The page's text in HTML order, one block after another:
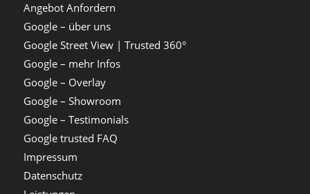
Angebot Anfordern
Google – über uns
Google Street View | Trusted 360°
Google – mehr Infos
Google – Overlay
Google – Showroom
Google – Testimonials
Google trusted FAQ
Impressum
Datenschutz